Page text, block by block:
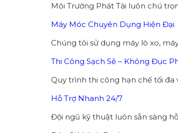
Môi Trường Phát Tài luôn chú
Máy Móc Chuyên Dụng Hiện Đại
Chúng tôi sử dụng máy lò xo,
Thi Công Sạch Sẽ – Không Đục
Quy trình thi công hạn chế tối
Hỗ Trợ Nhanh 24/7
Đội ngũ kỹ thuật luôn sẵn sàng